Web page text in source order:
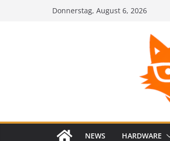
Donnerstag, August 6, 2026
NEWS HARDWARE